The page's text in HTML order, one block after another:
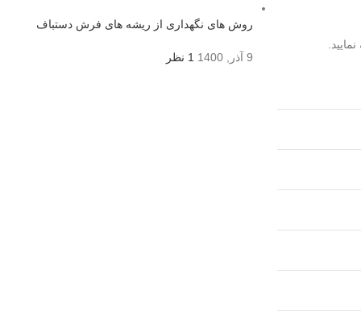
روش های نگهداری از ریشه های فرش دستباف
9 آذر, 1400 1 نظر